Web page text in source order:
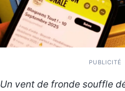
PUBLICITÉ
Un vent de fronde souffle